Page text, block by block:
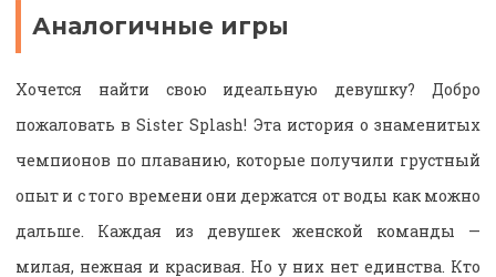
Аналогичные игры
Хочется найти свою идеальную девушку? Добро
пожаловать в Sister Splash! Эта история о знаменитых
чемпионов по плаванию, которые получили грустный
опыт и с того времени они держатся от воды как можно
дальше. Каждая из девушек женской команды —
милая, нежная и красивая. Но у них нет единства. Кто